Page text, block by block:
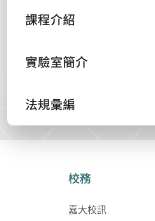
課程介紹
實驗室簡介
法規彙編
校務
嘉大校訊